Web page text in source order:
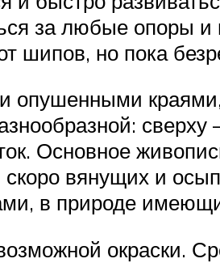
за любые опоры и
шипов, но пока
сверху
Основное
скоро вянущих и
в природе
окраски.